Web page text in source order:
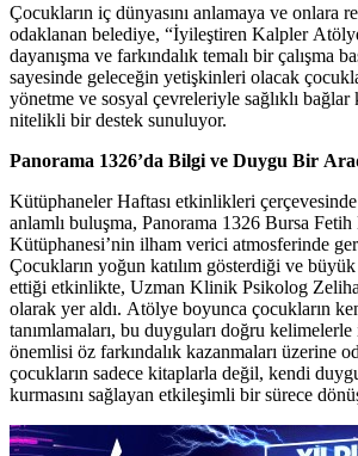
Çocukların iç dünyasını anlamaya ve onlara
odaklanan belediye, “İyileştiren Kalpler
dayanışma ve farkındalık temalı bir çalışma
sayesinde geleceğin yetişkinleri olacak
yönetme ve sosyal çevreleriyle sağlıklı bağlar
nitelikli bir destek sunuluyor.
Panorama 1326’da Bilgi ve Duygu Bir
Kütüphaneler Haftası etkinlikleri
anlamlı buluşma, Panorama 1326 Bursa Fetih
Kütüphanesi’nin ilham verici atmosferinde
Çocukların yoğun katılım gösterdiği ve
ettiği etkinlikte, Uzman Klinik Psikolog
olarak yer aldı. Atölye boyunca çocukların
tanımlamaları, bu duyguları doğru
önemlisi öz farkındalık kazanmaları üzerine
çocukların sadece kitaplarla değil, kendi
kurmasını sağlayan etkileşimli bir sürece